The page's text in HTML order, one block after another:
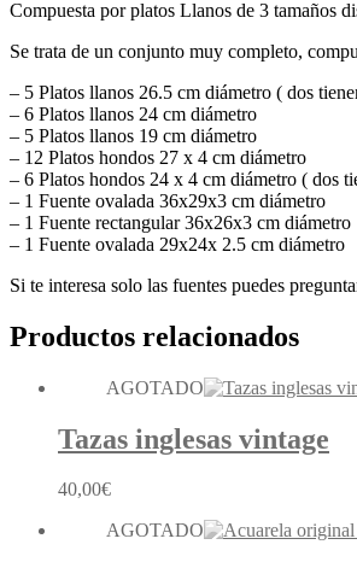
Compuesta por platos Llanos de 3 tamaños
Se trata de un conjunto muy completo,
– 5 Platos llanos 26.5 cm diámetro ( dos
– 6 Platos llanos 24 cm diámetro
– 5 Platos llanos 19 cm diámetro
– 12 Platos hondos 27 x 4 cm diámetro
– 6 Platos hondos 24 x 4 cm diámetro ( dos
– 1 Fuente ovalada 36x29x3 cm diámetro
– 1 Fuente rectangular 36x26x3 cm diámetro
– 1 Fuente ovalada 29x24x 2.5 cm diámetro
Si te interesa solo las fuentes puedes
Productos relacionados
AGOTADO
Tazas inglesas vintage
40,00€
AGOTADO